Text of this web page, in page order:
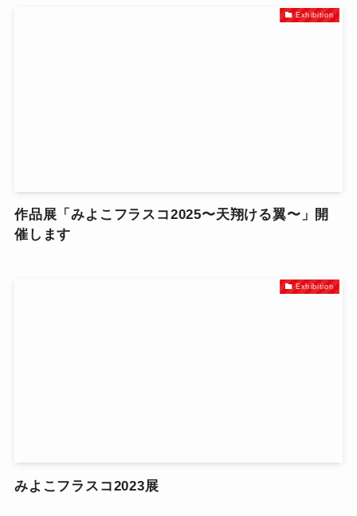
Exhibition
作品展「みよこフラスコ2025〜天翔ける翼〜」開
催します
Exhibition
みよこフラスコ2023展